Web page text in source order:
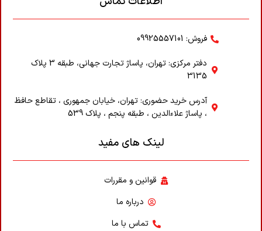
فروش: 09925557101
دفتر مرکزی: تهران، پاساژ تجارت جهانی، طبقه 3 پلاک
3135
آدرس خرید حضوری: تهران، خیابان جمهوری ، تقاطع حافظ
، پاساژ علاء‌الدین ، طبقه پنجم ، پلاک 539
لینک های مفید
قوانین و مقررات
درباره ما
تماس با ما